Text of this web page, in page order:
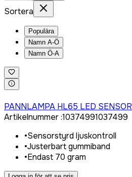
Sortera
Populära
Namn A-Ö
Namn Ö-A
PANNLAMPA HL65 LED SENSOR
Artikelnummer:10374991037499
•Sensorstyrd ljuskontroll
•Justerbart gummiband
•Endast 70 gram